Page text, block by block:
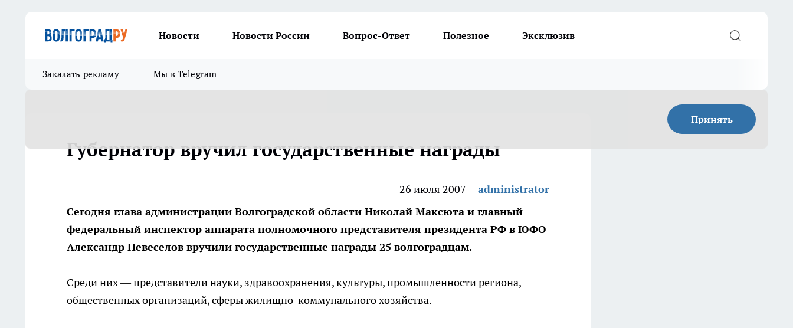
Новости Новости России Вопрос-Ответ Полезное Эксклюзив
Заказать рекламу Мы в Telegram
Принять
Губернатор вручил государственные награды
26 июля 2007
administrator
Сегодня глава администрации Волгоградской области Николай Максюта и главный
федеральный инспектор аппарата полномочного представителя президента РФ в ЮФО
Александр Невеселов вручили государственные награды 25 волгоградцам.
Среди них — представители науки, здравоохранения, культуры, промышленности региона,
общественных организаций, сферы жилищно-коммунального хозяйства.